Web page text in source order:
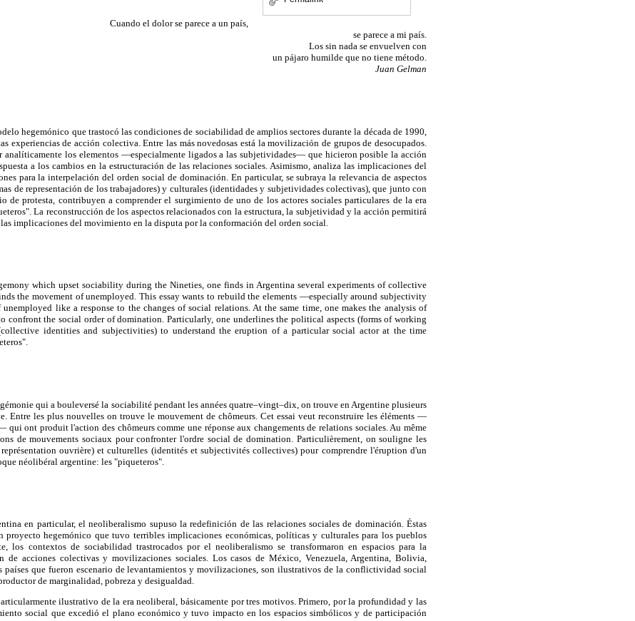
Cuando el dolor se parece a un país,
se parece a mi país.
Los sin nada se envuelven con
un pájaro humilde que no tiene método.
Juan Gelman
hegemónico que trastocó las condiciones de sociabilidad de amplios sectores durante la década de 1990,
experiencias de acción colectiva. Entre las más novedosas está la movilización de grupos de desocupados.
analíticamente los elementos —especialmente ligados a las subjetividades— que hicieron posible la acción
a los cambios en la estructuración de las relaciones sociales. Asimismo, analiza las implicaciones del
para la interpelación del orden social de dominación. En particular, se subraya la relevancia de aspectos
de representación de los trabajadores) y culturales (identidades y subjetividades colectivas), que junto con
de protesta, contribuyen a comprender el surgimiento de uno de los actores sociales particulares de la era
La reconstrucción de los aspectos relacionados con la estructura, la subjetividad y la acción permitirá
implicaciones del movimiento en la disputa por la conformación del orden social.
which upset sociability during the Nineties, one finds in Argentina several experiments of collective
the movement of unemployed. This essay wants to rebuild the elements —especially around subjectivity
like a response to the changes of social relations. At the same time, one makes the analysis of
confront the social order of domination. Particularly, one underlines the political aspects (forms of working
identities and subjectivities) to understand the eruption of a particular social actor at the time
qui a bouleversé la sociabilité pendant les années quatre–vingt–dix, on trouve en Argentine plusieurs
Entre les plus nouvelles on trouve le mouvement de chômeurs. Cet essai veut reconstruire les éléments —
ont produit l'action des chômeurs comme une réponse aux changements de relations sociales. Au même
de mouvements sociaux pour confronter l'ordre social de domination. Particulièrement, on souligne les
ouvrière) et culturelles (identités et subjectivités collectives) pour comprendre l'éruption d'un
néolibéral argentine: les "piqueteros".
en particular, el neoliberalismo supuso la redefinición de las relaciones sociales de dominación. Éstas
proyecto hegemónico que tuvo terribles implicaciones económicas, políticas y culturales para los pueblos
los contextos de sociabilidad trastrocados por el neoliberalismo se transformaron en espacios para la
de acciones colectivas y movilizaciones sociales. Los casos de México, Venezuela, Argentina, Bolivia,
países que fueron escenario de levantamientos y movilizaciones, son ilustrativos de la conflictividad social
de marginalidad, pobreza y desigualdad.
ilustrativo de la era neoliberal, básicamente por tres motivos. Primero, por la profundidad y las
social que excedió el plano económico y tuvo impacto en los espacios simbólicos y de participación